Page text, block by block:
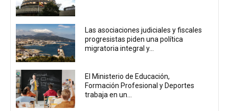
Las asociaciones judiciales y fiscales
progresistas piden una política
migratoria integral y...
El Ministerio de Educación,
Formación Profesional y Deportes
trabaja en un...